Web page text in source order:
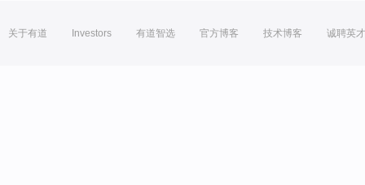
关于有道 Investors 有道智选 官方博客 技术博客 诚聘英才